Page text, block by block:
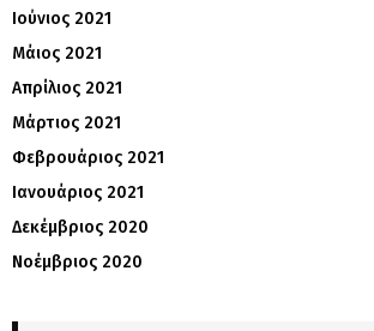
Ιούνιος 2021
Μάιος 2021
Απρίλιος 2021
Μάρτιος 2021
Φεβρουάριος 2021
Ιανουάριος 2021
Δεκέμβριος 2020
Νοέμβριος 2020